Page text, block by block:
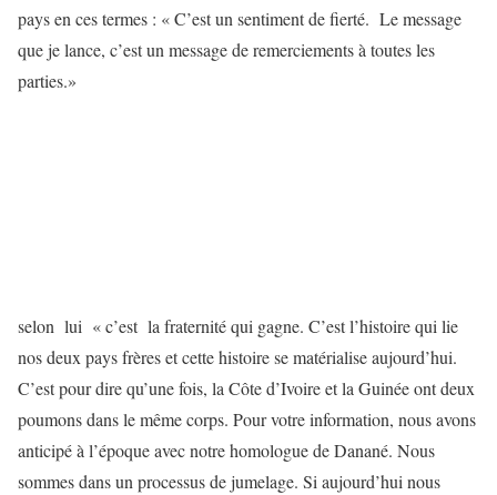
pays en ces termes : « C’est un sentiment de fierté. Le message
que je lance, c’est un message de remerciements à toutes les
parties.»
selon lui « c’est la fraternité qui gagne. C’est l’histoire qui lie
nos deux pays frères et cette histoire se matérialise aujourd’hui.
C’est pour dire qu’une fois, la Côte d’Ivoire et la Guinée ont deux
poumons dans le même corps. Pour votre information, nous avons
anticipé à l’époque avec notre homologue de Danané. Nous
sommes dans un processus de jumelage. Si aujourd’hui nous